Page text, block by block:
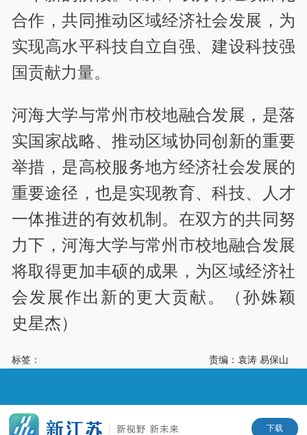
合作，共同推动区域经济社会发展，为
实现高水平科技自立自强、建设科技强
国贡献力量。
河海大学与常州市校地融合发展，是落
实国家战略、推动区域协同创新的重要
举措，是高校服务地方经济社会发展的
重要途径，也是实现教育、科技、人才
一体推进的有效机制。在双方的共同努
力下，河海大学与常州市校地融合发展
将取得更加丰硕的成果，为区域经济社
会发展作出新的更大贡献。（孙姝颖
史星杰）
标签： 责编：袁涛 易保山
下载